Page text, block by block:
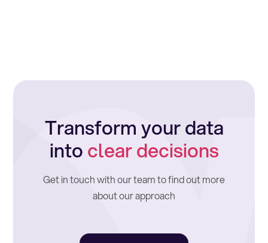
Transform your data
intoclear decisions
Get in touch with our team to find out more
about our approach